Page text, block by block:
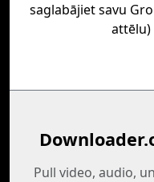
saglabājiet savu
attēlu)
Pull video, audio,